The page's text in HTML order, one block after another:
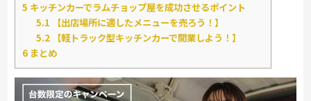
5 キッチンカーでラムチョップ屋を成功させるポイント
5.1 【出店場所に適したメニューを売ろう！】
5.2 【軽トラック型キッチンカーで開業しよう！】
6 まとめ